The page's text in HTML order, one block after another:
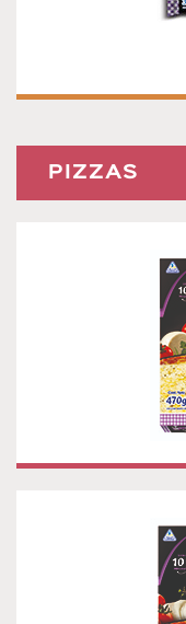
PIZZAS
MASA MADRE